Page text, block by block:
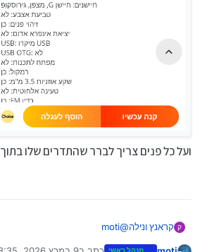
ועל כל פנים צריך לברר שהתדרים שלו בתוך 4 הזה פעילים בישראל
ק קראנץ ונילה@
moti